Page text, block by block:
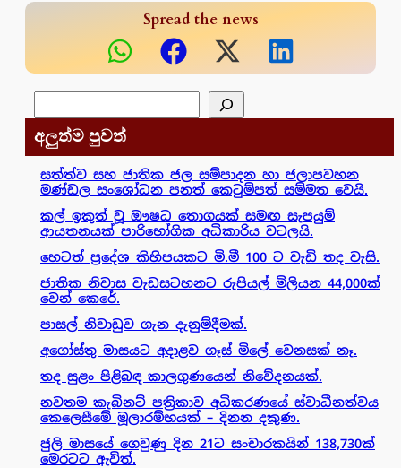
Spread the news
අලුත්ම පුවත්
සත්ත්ව සහ ජාතික ජල සම්පාදන හා ජලාපවහන
මණ්ඩල සංශෝධන පනත් කෙටුම්පත් සම්මත වෙයි.
කල් ඉකුත් වූ ඖෂධ තොගයක් සමඟ සැපයුම්
ආයතනයක් පාරිභෝගික අධිකාරිය වටලයි.
හෙටත් ප්‍රදේශ කිහිපයකට මි.මී 100 ට වැඩි තද වැසි.
ජාතික නිවාස වැඩසටහනට රුපියල් මිලියන 44,000ක්
වෙන් කෙරේ.
පාසල් නිවාඩුව ගැන දැනුම්දීමක්.
අගෝස්තු මාසයට අදාළව ගෑස් මිලේ වෙනසක් නෑ.
තද සුළං පිළිබඳ කාලගුණයෙන් නිවේදනයක්.
නවතම කැබිනට් පත්‍රිකාව අධිකරණයේ ස්වාධීනත්වය
කෙලෙසීමේ මූලාරම්භයක් – දිනන දකුණ.
ජුලි මාසයේ ගෙවුණු දින 21ට සංචාරකයින් 138,730ක්
මෙරටට ඇවිත්.